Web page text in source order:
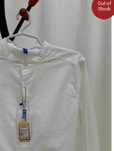
Out of
Stock